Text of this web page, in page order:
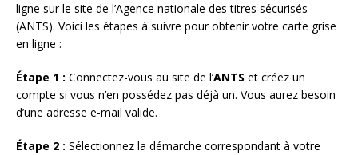
ligne sur le site de l’Agence nationale des titres sécurisés
(ANTS). Voici les étapes à suivre pour obtenir votre carte grise
en ligne :
Étape 1 : Connectez-vous au site de l’ANTS et créez un
compte si vous n’en possédez pas déjà un. Vous aurez besoin
d’une adresse e-mail valide.
Étape 2 : Sélectionnez la démarche correspondant à votre